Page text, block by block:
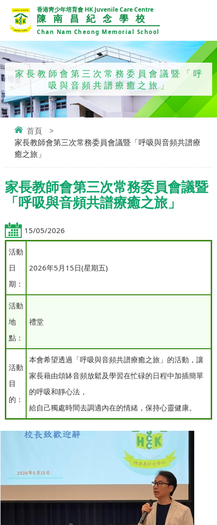
香港靑少年培育會 HK Juvenile Care Centre
陳南昌紀念學校
Chan Nam Cheong Memorial School
家長教師會第三次常務委員會議暨「呼
吸與音頻共譜療癒之旅」
首頁
>
家長教師會第三次常務委員會議暨「呼吸與音頻共譜療
癒之旅」
家長教師會第三次常務委員會議暨
「呼吸與音頻共譜療癒之旅」
15/05/2026
活動
日
期：
2026年5月15日(星期五)
活動
地
點：
禮堂
活動
目
的：
本會希望透過「呼吸與音頻共譜療癒之旅」的活動，讓
家長藉由頌缽音頻放鬆及學習在忙碌的日程中加插簡單
的呼吸和靜心法，
給自己獨處時間去調適內在的情緒，保持心靈健康。